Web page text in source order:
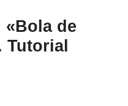
«Bola de
Tutorial